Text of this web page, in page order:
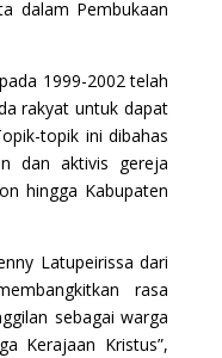
dalam Pembukaan
1999-2002 telah
rakyat untuk dapat
topik ini dibahas
dan aktivis gereja
hingga Kabupaten
Latupeirissa dari
rasa
sebagai warga
Kerajaan Kristus”,